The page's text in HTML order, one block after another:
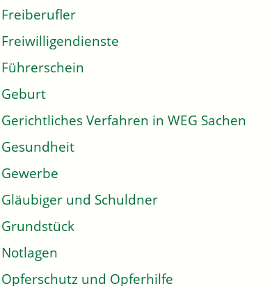
Freiberufler
Freiwilligendienste
Führerschein
Geburt
Gerichtliches Verfahren in WEG Sachen
Gesundheit
Gewerbe
Gläubiger und Schuldner
Grundstück
Notlagen
Opferschutz und Opferhilfe